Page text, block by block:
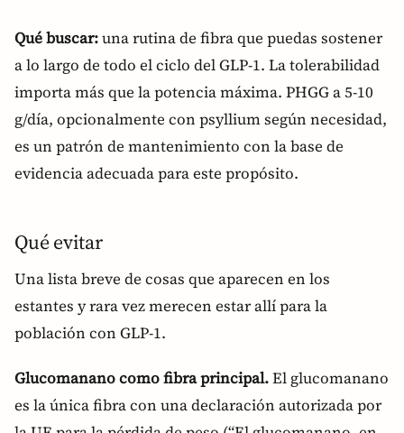
Qué buscar:una rutina de fibra que puedas sostener
a lo largo de todo el ciclo del GLP-1. La tolerabilidad
importa más que la potencia máxima. PHGG a 5-10
g/día, opcionalmente con psyllium según necesidad,
es un patrón de mantenimiento con la base de
evidencia adecuada para este propósito.
Qué evitar
Una lista breve de cosas que aparecen en los
estantes y rara vez merecen estar allí para la
población con GLP-1.
Glucomanano como fibra principal.El glucomanano
es la única fibra con una declaración autorizada por